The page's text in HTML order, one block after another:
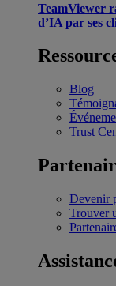
TeamViewer
d’IA par ses
Blog
Trust
Devenir
Trouver